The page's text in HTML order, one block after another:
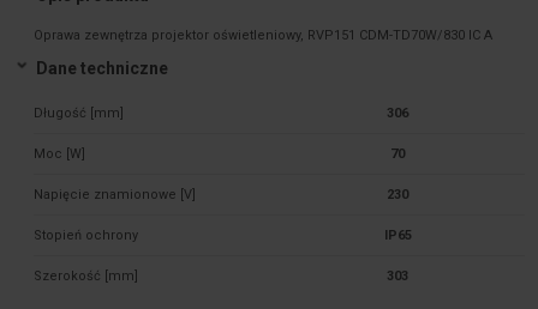
Oprawa zewnętrza projektor oświetleniowy, RVP151 CDM-TD70W/830 IC A
Dane techniczne
Długość [mm] 306
Moc [W] 70
Napięcie znamionowe [V] 230
Stopień ochrony IP65
Szerokość [mm] 303